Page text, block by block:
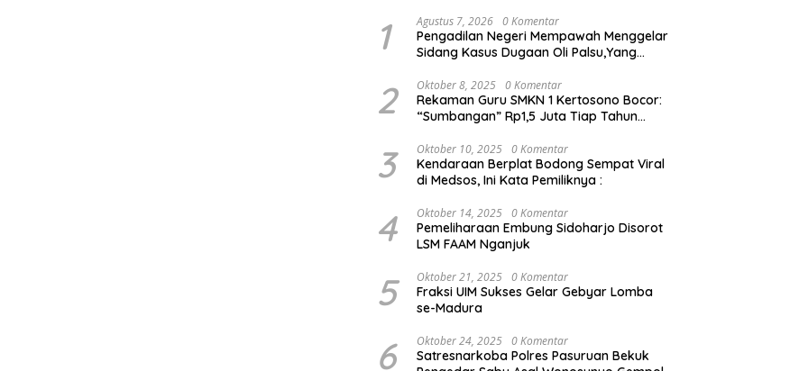
1 Agustus 7, 2026 0 Komentar
Pengadilan Negeri Mempawah Menggelar
Sidang Kasus Dugaan Oli Palsu,Yang
Penipuan Dari Jaringan Pemasok PT. DAB
2 Oktober 8, 2025 0 Komentar
Rekaman Guru SMKN 1 Kertosono Bocor:
“Sumbangan” Rp1,5 Juta Tiap Tahun
Pungli di Jatim Dipertanyakan
3 Oktober 10, 2025 0 Komentar
Kendaraan Berplat Bodong Sempat Viral
di Medsos, Ini Kata Pemiliknya :
4 Oktober 14, 2025 0 Komentar
Pemeliharaan Embung Sidoharjo Disorot
LSM FAAM Nganjuk
5 Oktober 21, 2025 0 Komentar
Fraksi UIM Sukses Gelar Gebyar Lomba
se-Madura
6 Oktober 24, 2025 0 Komentar
Satresnarkoba Polres Pasuruan Bekuk